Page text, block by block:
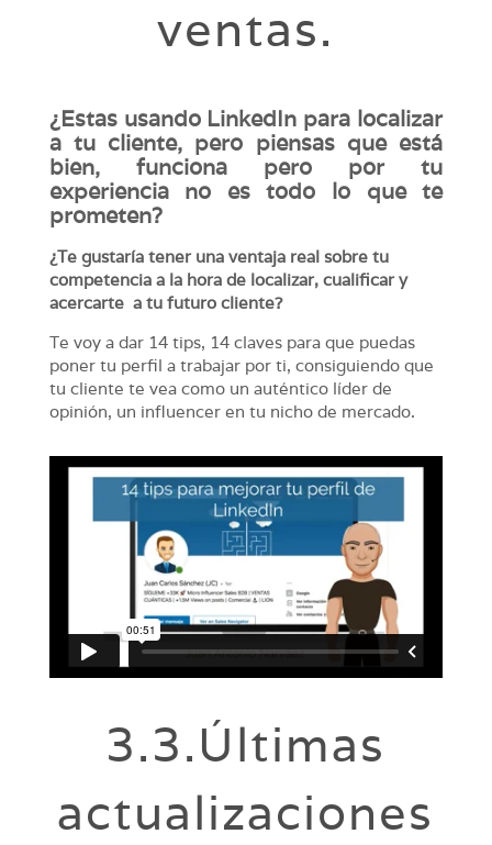
ventas.
¿Estas usando LinkedIn para localizar
a tu cliente, pero piensas que está
bien, funciona pero por tu
experiencia no es todo lo que te
prometen?
¿Te gustaría tener una ventaja real sobre tu
competencia a la hora de localizar, cualificar y
acercarte a tu futuro cliente?
Te voy a dar 14 tips, 14 claves para que puedas
poner tu perfil a trabajar por ti, consiguiendo que
tu cliente te vea como un auténtico líder de
opinión, un influencer en tu nicho de mercado.
3.3.Últimas
actualizaciones